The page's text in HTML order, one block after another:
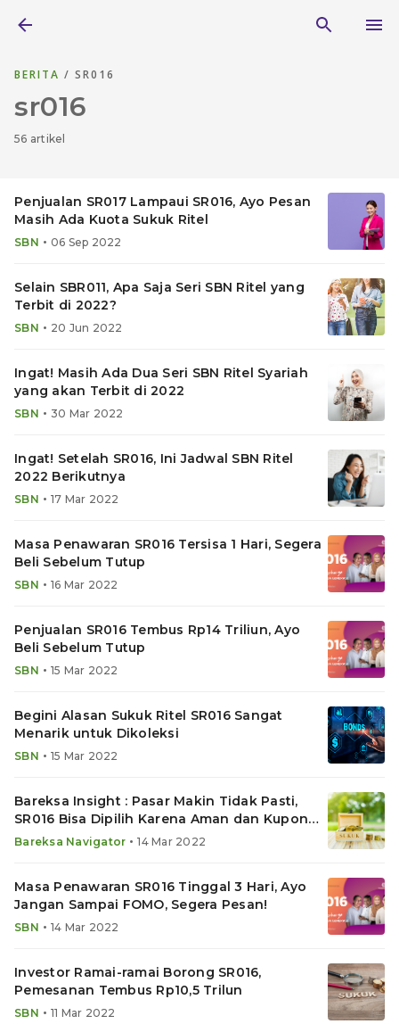
BERITA / SR016
sr016
56 artikel
Penjualan SR017 Lampaui SR016, Ayo Pesan
Masih Ada Kuota Sukuk Ritel
SBN • 06 Sep 2022
Selain SBR011, Apa Saja Seri SBN Ritel yang
Terbit di 2022?
SBN • 20 Jun 2022
Ingat! Masih Ada Dua Seri SBN Ritel Syariah
yang akan Terbit di 2022
SBN • 30 Mar 2022
Ingat! Setelah SR016, Ini Jadwal SBN Ritel
2022 Berikutnya
SBN • 17 Mar 2022
Masa Penawaran SR016 Tersisa 1 Hari, Segera
Beli Sebelum Tutup
SBN • 16 Mar 2022
Penjualan SR016 Tembus Rp14 Triliun, Ayo
Beli Sebelum Tutup
SBN • 15 Mar 2022
Begini Alasan Sukuk Ritel SR016 Sangat
Menarik untuk Dikoleksi
SBN • 15 Mar 2022
Bareksa Insight : Pasar Makin Tidak Pasti,
SR016 Bisa Dipilih Karena Aman dan Kupon
Menarik
Bareksa Navigator • 14 Mar 2022
Masa Penawaran SR016 Tinggal 3 Hari, Ayo
Jangan Sampai FOMO, Segera Pesan!
SBN • 14 Mar 2022
Investor Ramai-ramai Borong SR016,
Pemesanan Tembus Rp10,5 Trilun
SBN • 11 Mar 2022